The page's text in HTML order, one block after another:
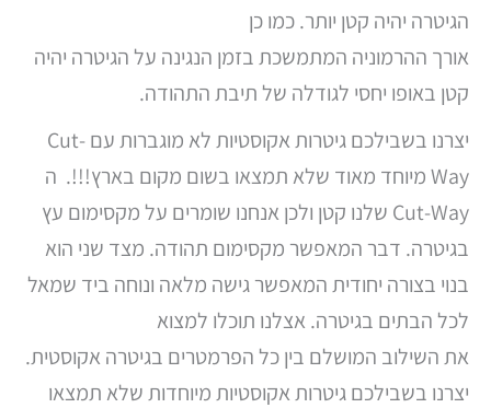
הגיטרה יהיה קטן יותר. כמו כן
אורך ההרמוניה המתמשכת בזמן הנגינה על הגיטרה יהיה
קטן באופו יחסי לגודלה של תיבת התהודה.
יצרנו בשבילכם גיטרות אקוסטיות לא מוגברות עם Cut-
Way מיוחד מאוד שלא תמצאו בשום מקום בארץ!!!. ה
Cut-Way שלנו קטן ולכן אנחנו שומרים על מקסימום עץ
בגיטרה. דבר המאפשר מקסימום תהודה. מצד שני הוא
בנוי בצורה יחודית המאפשר גישה מלאה ונוחה ביד שמאל
לכל הבתים בגיטרה. אצלנו תוכלו למצוא
את השילוב המושלם בין כל הפרמטרים בגיטרה אקוסטית.
יצרנו בשבילכם גיטרות אקוסטיות מיוחדות שלא תמצאו